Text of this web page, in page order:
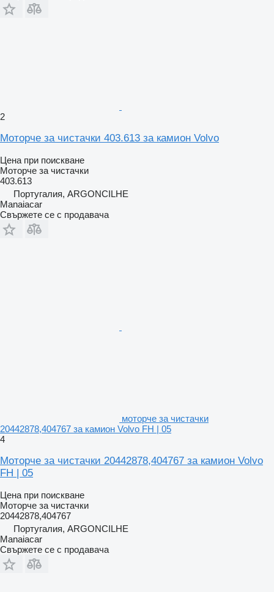
2
Моторче за чистачки 403.613 за камион Volvo
Цена при поискване
Моторче за чистачки
403.613
Португалия, ARGONCILHE
Manaiacar
Свържете се с продавача
моторче за чистачки
20442878,404767 за камион Volvo FH | 05
4
Моторче за чистачки 20442878,404767 за камион Volvo
FH | 05
Цена при поискване
Моторче за чистачки
20442878,404767
Португалия, ARGONCILHE
Manaiacar
Свържете се с продавача